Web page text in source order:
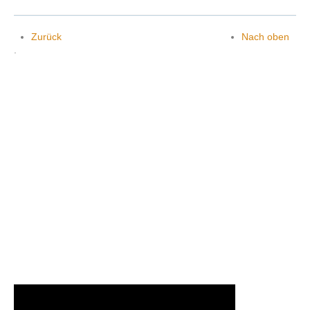
Zurück
Nach oben